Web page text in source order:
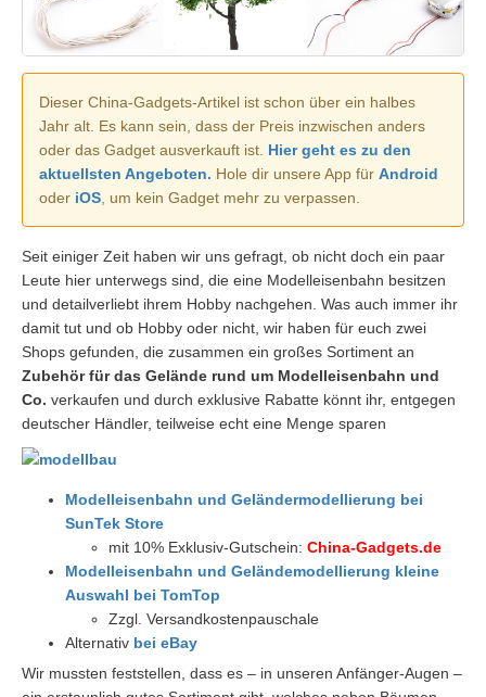
Dieser China-Gadgets-Artikel ist schon über ein halbes
Jahr alt. Es kann sein, dass der Preis inzwischen anders
oder das Gadget ausverkauft ist. Hier geht es zu den
aktuellsten Angeboten. Hole dir unsere App für Android
oder iOS , um kein Gadget mehr zu verpassen.
Seit einiger Zeit haben wir uns gefragt, ob nicht doch ein paar
Leute hier unterwegs sind, die eine Modelleisenbahn besitzen
und detailverliebt ihrem Hobby nachgehen. Was auch immer ihr
damit tut und ob Hobby oder nicht, wir haben für euch zwei
Shops gefunden, die zusammen ein großes Sortiment an
Zubehör für das Gelände rund um Modelleisenbahn und
Co. verkaufen und durch exklusive Rabatte könnt ihr, entgegen
deutscher Händler, teilweise echt eine Menge sparen
Modelleisenbahn und Geländermodellierung bei
SunTek Store
mit 10% Exklusiv-Gutschein: China-Gadgets.de
Modelleisenbahn und Geländemodellierung kleine
Auswahl bei TomTop
Zzgl. Versandkostenpauschale
Alternativ bei eBay
Wir mussten feststellen, dass es – in unseren Anfänger-Augen –